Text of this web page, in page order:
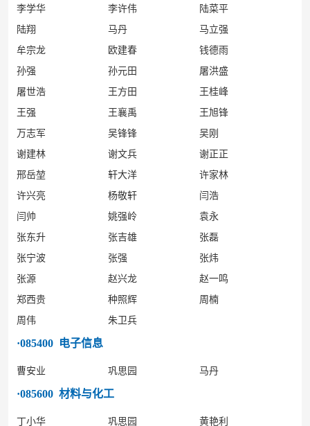
李学华
李许伟
陆菜平
陆翔
马丹
马立强
牟宗龙
欧建春
钱德雨
孙强
孙元田
屠洪盛
屠世浩
王方田
王桂峰
王强
王襄禹
王旭锋
万志军
吴锋锋
吴刚
谢建林
谢文兵
谢正正
邢岳堃
轩大洋
许家林
许兴亮
杨敬轩
闫浩
闫帅
姚强岭
袁永
张东升
张吉雄
张磊
张宁波
张强
张炜
张源
赵兴龙
赵一鸣
郑西贵
种照辉
周楠
周伟
朱卫兵
·085400 电子信息
曹安业 巩思园 马丹
·085600 材料与化工
丁小华 巩思园
黄艳利